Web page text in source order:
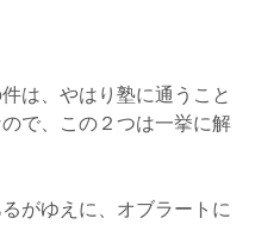
は、やはり塾に通うこと
で、この２つは一挙に解
がゆえに、オブラートに